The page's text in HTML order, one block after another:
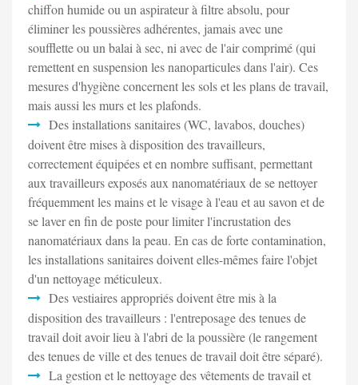
chiffon humide ou un aspirateur à filtre absolu, pour
éliminer les poussières adhérentes, jamais avec une
soufflette ou un balai à sec, ni avec de l'air comprimé (qui
remettent en suspension les nanoparticules dans l'air). Ces
mesures d'hygiène concernent les sols et les plans de travail,
mais aussi les murs et les plafonds.
Des installations sanitaires (WC, lavabos, douches)
doivent être mises à disposition des travailleurs,
correctement équipées et en nombre suffisant, permettant
aux travailleurs exposés aux nanomatériaux de se nettoyer
fréquemment les mains et le visage à l'eau et au savon et de
se laver en fin de poste pour limiter l'incrustation des
nanomatériaux dans la peau. En cas de forte contamination,
les installations sanitaires doivent elles-mêmes faire l'objet
d'un nettoyage méticuleux.
Des vestiaires appropriés doivent être mis à la
disposition des travailleurs : l'entreposage des tenues de
travail doit avoir lieu à l'abri de la poussière (le rangement
des tenues de ville et des tenues de travail doit être séparé).
La gestion et le nettoyage des vêtements de travail et